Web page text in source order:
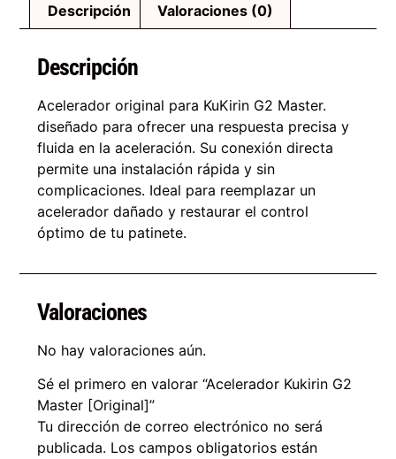
Descripción Valoraciones (0)
Descripción
Acelerador original para KuKirin G2 Master.
diseñado para ofrecer una respuesta precisa y
fluida en la aceleración. Su conexión directa
permite una instalación rápida y sin
complicaciones. Ideal para reemplazar un
acelerador dañado y restaurar el control
óptimo de tu patinete.
Valoraciones
No hay valoraciones aún.
Sé el primero en valorar “Acelerador Kukirin G2
Master [Original]”
Tu dirección de correo electrónico no será
publicada. Los campos obligatorios están